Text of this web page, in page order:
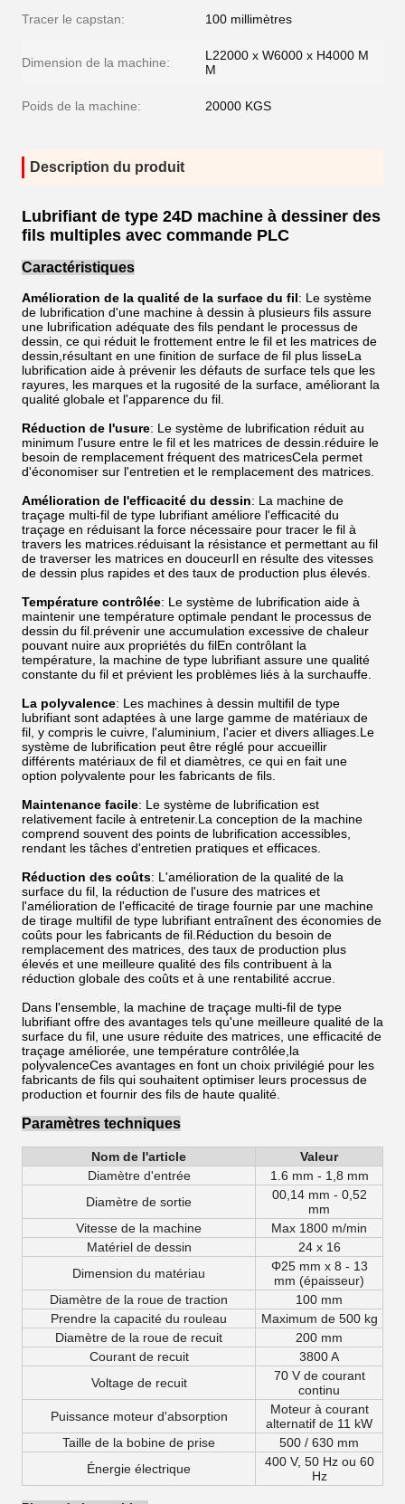
Tracer le capstan: 100 millimètres
Dimension de la machine:
L22000 x W6000 x H4000 M
M
Poids de la machine: 20000 KGS
Description du produit
Lubrifiant de type 24D machine à dessiner des
fils multiples avec commande PLC
Caractéristiques
Amélioration de la qualité de la surface du fil: Le système
de lubrification d'une machine à dessin à plusieurs fils assure
une lubrification adéquate des fils pendant le processus de
dessin, ce qui réduit le frottement entre le fil et les matrices de
dessin,résultant en une finition de surface de fil plus lisseLa
lubrification aide à prévenir les défauts de surface tels que les
rayures, les marques et la rugosité de la surface, améliorant la
qualité globale et l'apparence du fil.
Réduction de l'usure: Le système de lubrification réduit au
minimum l'usure entre le fil et les matrices de dessin.réduire le
besoin de remplacement fréquent des matricesCela permet
d'économiser sur l'entretien et le remplacement des matrices.
Amélioration de l'efficacité du dessin: La machine de
traçage multi-fil de type lubrifiant améliore l'efficacité du
traçage en réduisant la force nécessaire pour tracer le fil à
travers les matrices.réduisant la résistance et permettant au fil
de traverser les matrices en douceurIl en résulte des vitesses
de dessin plus rapides et des taux de production plus élevés.
Température contrôlée: Le système de lubrification aide à
maintenir une température optimale pendant le processus de
dessin du fil.prévenir une accumulation excessive de chaleur
pouvant nuire aux propriétés du filEn contrôlant la
température, la machine de type lubrifiant assure une qualité
constante du fil et prévient les problèmes liés à la surchauffe.
La polyvalence: Les machines à dessin multifil de type
lubrifiant sont adaptées à une large gamme de matériaux de
fil, y compris le cuivre, l'aluminium, l'acier et divers alliages.Le
système de lubrification peut être réglé pour accueillir
différents matériaux de fil et diamètres, ce qui en fait une
option polyvalente pour les fabricants de fils.
Maintenance facile: Le système de lubrification est
relativement facile à entretenir.La conception de la machine
comprend souvent des points de lubrification accessibles,
rendant les tâches d'entretien pratiques et efficaces.
Réduction des coûts: L'amélioration de la qualité de la
surface du fil, la réduction de l'usure des matrices et
l'amélioration de l'efficacité de tirage fournie par une machine
de tirage multifil de type lubrifiant entraînent des économies de
coûts pour les fabricants de fil.Réduction du besoin de
remplacement des matrices, des taux de production plus
élevés et une meilleure qualité des fils contribuent à la
réduction globale des coûts et à une rentabilité accrue.
Dans l'ensemble, la machine de traçage multi-fil de type
lubrifiant offre des avantages tels qu'une meilleure qualité de la
surface du fil, une usure réduite des matrices, une efficacité de
traçage améliorée, une température contrôlée,la
polyvalenceCes avantages en font un choix privilégié pour les
fabricants de fils qui souhaitent optimiser leurs processus de
production et fournir des fils de haute qualité.
Paramètres techniques
Nom de l'article
Valeur
Diamètre d'entrée
1.6 mm - 1,8 mm
Diamètre de sortie
00,14 mm - 0,52
mm
Vitesse de la machine
Max 1800 m/min
Matériel de dessin
24 x 16
Dimension du matériau
Φ25 mm x 8 - 13
mm (épaisseur)
Diamètre de la roue de traction
100 mm
Prendre la capacité du rouleau
Maximum de 500 kg
Diamètre de la roue de recuit
200 mm
Courant de recuit
3800 A
Voltage de recuit
70 V de courant
continu
Puissance moteur d'absorption
Moteur à courant
alternatif de 11 kW
Taille de la bobine de prise
500 / 630 mm
Énergie électrique
400 V, 50 Hz ou 60
Hz